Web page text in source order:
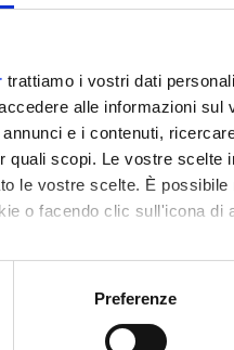
trattiamo i vostri dati
alle informazioni
e i contenuti,
quali scopi. Le vostre scelte
le vostre scelte. È
o facendo clic sull'icona di
anche:
sulla tua posizione
Preferenze